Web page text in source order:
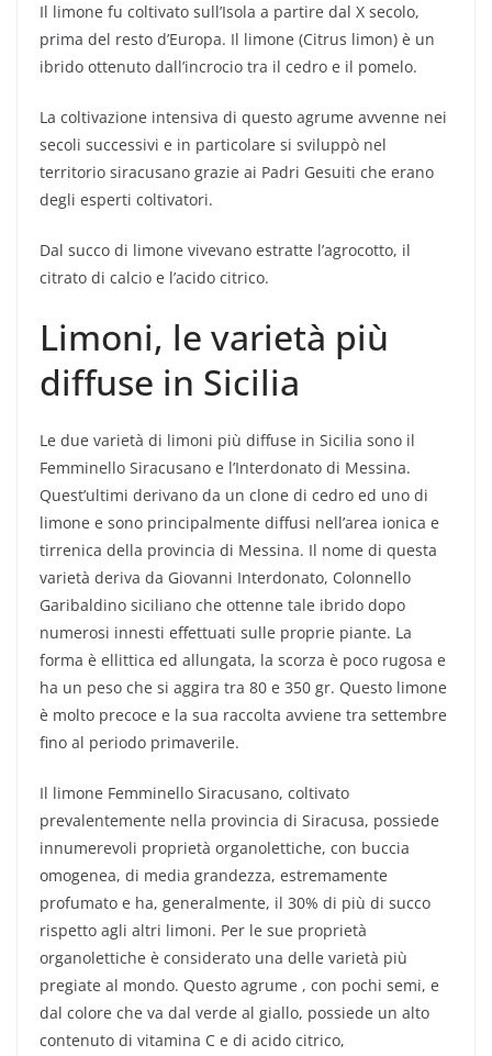
Il limone fu coltivato sull’Isola a partire dal X secolo,
prima del resto d’Europa. Il limone (Citrus limon) è un
ibrido ottenuto dall’incrocio tra il cedro e il pomelo.
La coltivazione intensiva di questo agrume avvenne nei
secoli successivi e in particolare si sviluppò nel
territorio siracusano grazie ai Padri Gesuiti che erano
degli esperti coltivatori.
Dal succo di limone vivevano estratte l’agrocotto, il
citrato di calcio e l’acido citrico.
Limoni, le varietà più
diffuse in Sicilia
Le due varietà di limoni più diffuse in Sicilia sono il
Femminello Siracusano e l’Interdonato di Messina.
Quest’ultimi derivano da un clone di cedro ed uno di
limone e sono principalmente diffusi nell’area ionica e
tirrenica della provincia di Messina. Il nome di questa
varietà deriva da Giovanni Interdonato, Colonnello
Garibaldino siciliano che ottenne tale ibrido dopo
numerosi innesti effettuati sulle proprie piante. La
forma è ellittica ed allungata, la scorza è poco rugosa e
ha un peso che si aggira tra 80 e 350 gr. Questo limone
è molto precoce e la sua raccolta avviene tra settembre
fino al periodo primaverile.
Il limone Femminello Siracusano, coltivato
prevalentemente nella provincia di Siracusa, possiede
innumerevoli proprietà organolettiche, con buccia
omogenea, di media grandezza, estremamente
profumato e ha, generalmente, il 30% di più di succo
rispetto agli altri limoni. Per le sue proprietà
organolettiche è considerato una delle varietà più
pregiate al mondo. Questo agrume , con pochi semi, e
dal colore che va dal verde al giallo, possiede un alto
contenuto di vitamina C e di acido citrico,